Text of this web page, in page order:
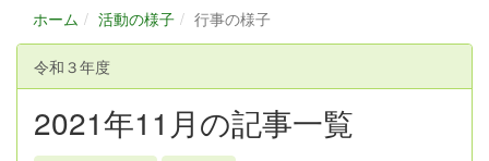
o
u
s
ホーム 活動の様子 行事の様子
令和３年度
2021年11月の記事一覧